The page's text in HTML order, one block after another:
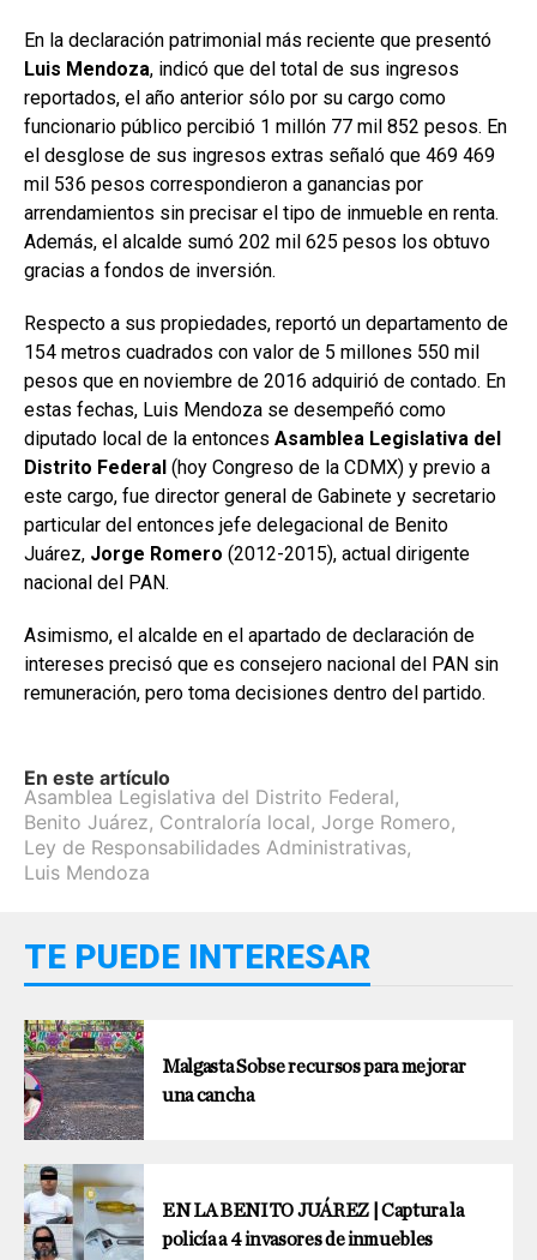
En la declaración patrimonial más reciente que presentó
Luis Mendoza, indicó que del total de sus ingresos
reportados, el año anterior sólo por su cargo como
funcionario público percibió 1 millón 77 mil 852 pesos. En
el desglose de sus ingresos extras señaló que 469 469
mil 536 pesos correspondieron a ganancias por
arrendamientos sin precisar el tipo de inmueble en renta.
Además, el alcalde sumó 202 mil 625 pesos los obtuvo
gracias a fondos de inversión.
Respecto a sus propiedades, reportó un departamento de
154 metros cuadrados con valor de 5 millones 550 mil
pesos que en noviembre de 2016 adquirió de contado. En
estas fechas, Luis Mendoza se desempeñó como
diputado local de la entonces Asamblea Legislativa del
Distrito Federal (hoy Congreso de la CDMX) y previo a
este cargo, fue director general de Gabinete y secretario
particular del entonces jefe delegacional de Benito
Juárez, Jorge Romero (2012-2015), actual dirigente
nacional del PAN.
Asimismo, el alcalde en el apartado de declaración de
intereses precisó que es consejero nacional del PAN sin
remuneración, pero toma decisiones dentro del partido.
En este artículo
Asamblea Legislativa del Distrito Federal,
Benito Juárez, Contraloría local, Jorge Romero,
Ley de Responsabilidades Administrativas,
Luis Mendoza
TE PUEDE INTERESAR
Malgasta Sobse recursos para mejorar
una cancha
EN LA BENITO JUÁREZ | Captura la
policía a 4 invasores de inmuebles